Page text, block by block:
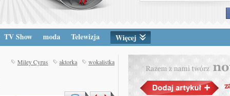
TV Show moda Telewizja Więcej
Miley Cyrus aktorka wokalistka